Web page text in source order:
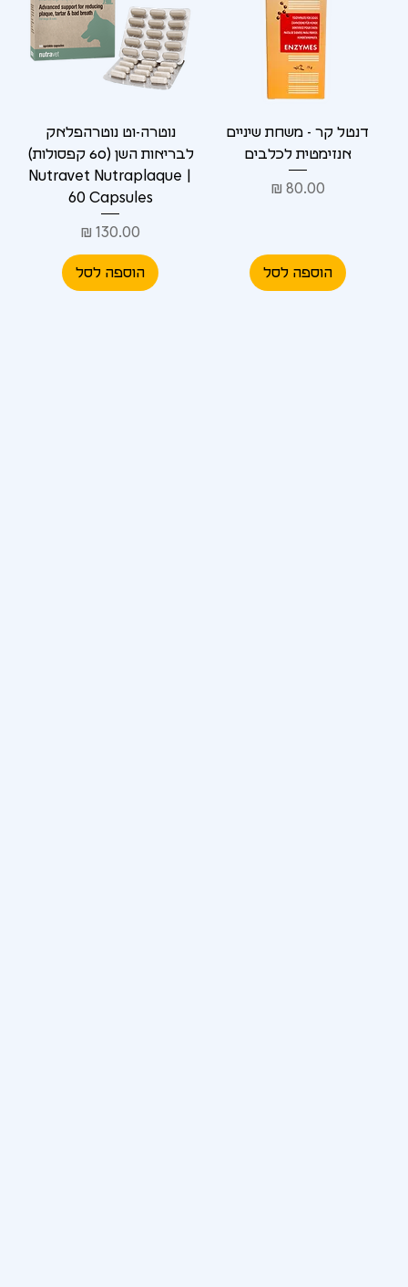
דנטל קר - משחת שיניים
אנזימטית לכלבים
מחיר
הוספה לסל
נוטרה-וט נוטרהפלאק
לבריאות השן (60 קפסולות)
| Nutravet Nutraplaque
60 Capsules
מחיר
הוספה לסל